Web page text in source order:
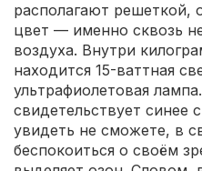
располагают решеткой,
цвет — именно сквозь
воздуха. Внутри
находится 15-ваттная
ультрафиолетовая
свидетельствует синее
увидеть не сможете, в
беспокоиться о своём